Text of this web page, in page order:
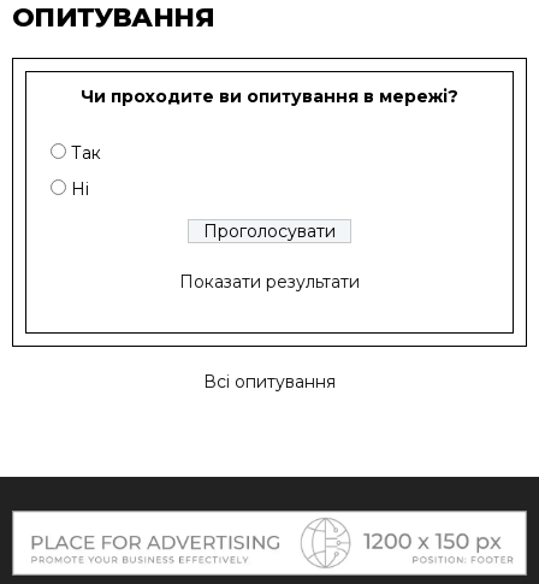
ОПИТУВАННЯ
Чи проходите ви опитування в мережі?
Так
Ні
Показати результати
Всі опитування